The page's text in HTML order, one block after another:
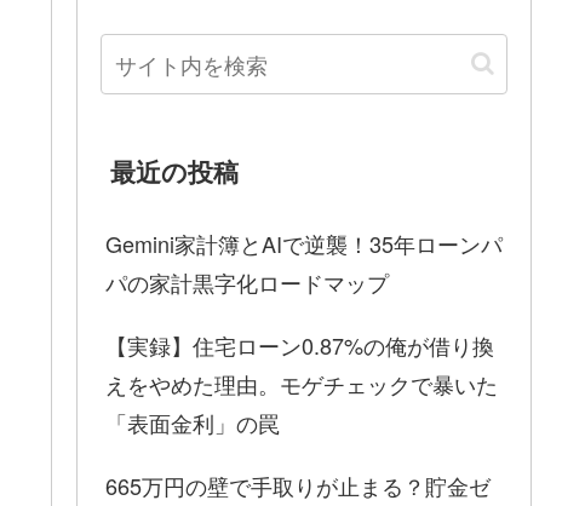
最近の投稿
Gemini家計簿とAIで逆襲！35年ローンパ
パの家計黒字化ロードマップ
【実録】住宅ローン0.87%の俺が借り換
えをやめた理由。モゲチェックで暴いた
「表面金利」の罠
665万円の壁で手取りが止まる？貯金ゼ